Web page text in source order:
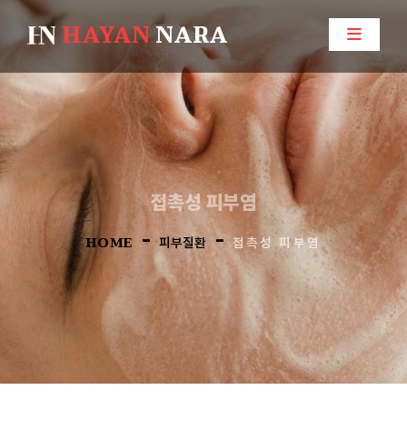
HAYANNARA
접촉성 피부염
HOME -피부질환-접촉성 피부염